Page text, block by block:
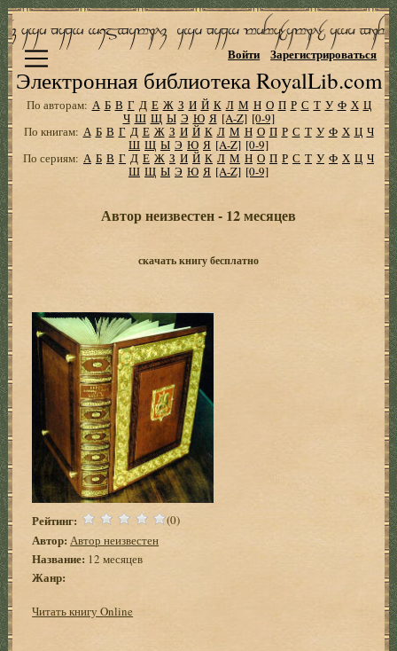
Электронная библиотека RoyalLib.com
Войти Зарегистрироваться
По авторам: А Б В Г Д Е Ж З И Й К Л М Н О П Р С Т У Ф Х Ц
Ч Ш Щ Ы Э Ю Я [A-Z] [0-9]
По книгам: А Б В Г Д Е Ж З И Й К Л М Н О П Р С Т У Ф Х Ц Ч
Ш Щ Ы Э Ю Я [A-Z] [0-9]
По сериям: А Б В Г Д Е Ж З И Й К Л М Н О П Р С Т У Ф Х Ц Ч
Ш Щ Ы Э Ю Я [A-Z] [0-9]
Автор неизвестен - 12 месяцев
скачать книгу бесплатно
Рейтинг: (0)
Автор: Автор неизвестен
Название: 12 месяцев
Жанр:
Читать книгу Online